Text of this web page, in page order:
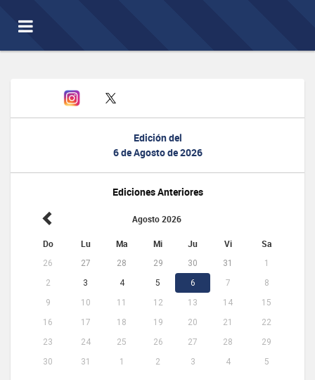
Toggle
navigation
Edición del
6 de Agosto de 2026
Ediciones Anteriores
Agosto 2026
Do Lu Ma Mi Ju Vi Sa
26 27 28 29 30 31
1
2
3 4 5 6 7
8
9
10 11 12 13 14
15
16
17 18 19 20 21
22
23
24 25 26 27 28
29
30
31 1 2 3 4 5